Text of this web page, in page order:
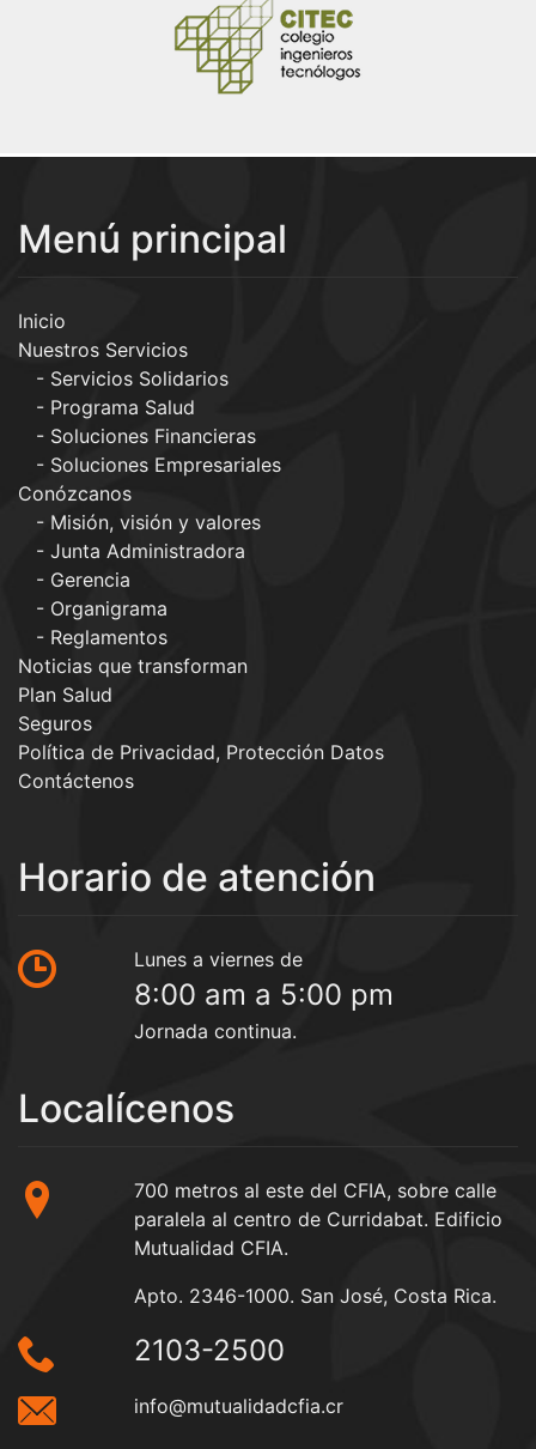
Menú principal
Inicio
Nuestros Servicios
Servicios Solidarios
Programa Salud
Soluciones Financieras
Soluciones Empresariales
Conózcanos
Misión, visión y valores
Junta Administradora
Gerencia
Organigrama
Reglamentos
Noticias que transforman
Plan Salud
Seguros
Política de Privacidad, Protección Datos
Contáctenos
Horario de atención
Lunes a viernes de
8:00 am a 5:00 pm
Jornada continua.
Localícenos
700 metros al este del CFIA, sobre calle
paralela al centro de Curridabat. Edificio
Mutualidad CFIA.
Apto. 2346-1000. San José, Costa Rica.
2103-2500
info@mutualidadcfia.cr